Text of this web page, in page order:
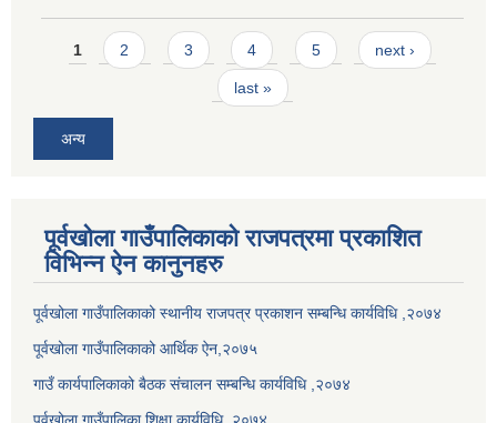
Pages
1 2 3 4 5 next ›
last »
अन्य
पूर्वखोला गाउँपालिकाको राजपत्रमा प्रकाशित
विभिन्न ऐन कानुनहरु
पूर्वखोला गाउँपालिकाको स्थानीय राजपत्र प्रकाशन सम्बन्धि कार्यविधि ,२०७४
पूर्वखोला गाउँपालिकाको आर्थिक ऐन,२०७५
गाउँ कार्यपालिकाको बैठक संचालन सम्बन्धि कार्यविधि ,२०७४